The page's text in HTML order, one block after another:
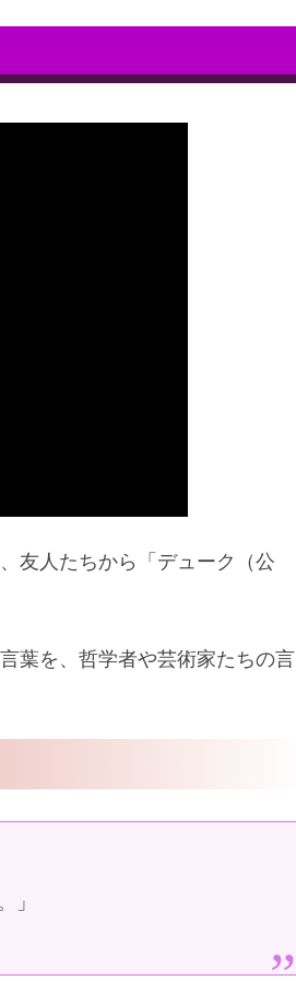
友人たちから「デューク（公
葉を、哲学者や芸術家たちの言
」